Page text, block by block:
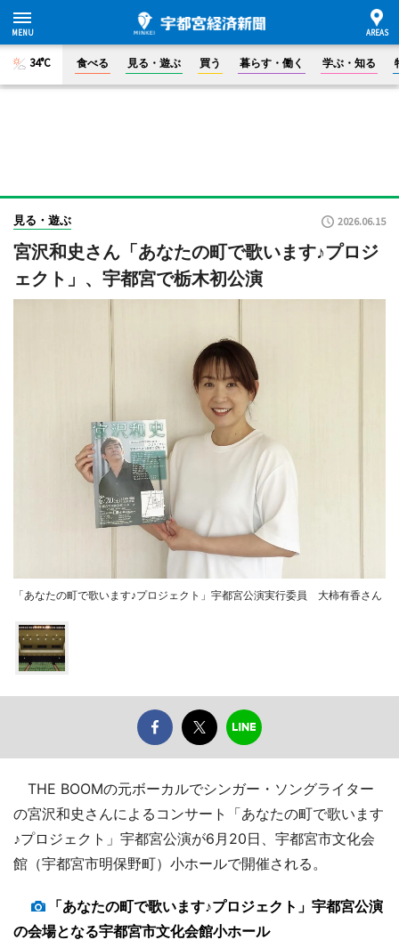
34°C 食べる 見る・遊ぶ 買う 暮らす・働く 学ぶ・知る
見る・遊ぶ 2026.06.15
宮沢和史さん「あなたの町で歌います♪プロジ
ェクト」、宇都宮で栃木初公演
「あなたの町で歌います♪プロジェクト」宇都宮公演実行委員 大柿有香さん
THE BOOMの元ボーカルでシンガー・ソングライター
の宮沢和史さんによるコンサート「あなたの町で歌います
♪プロジェクト」宇都宮公演が6月20日、宇都宮市文化会
館（宇都宮市明保野町）小ホールで開催される。
「あなたの町で歌います♪プロジェクト」宇都宮公演
の会場となる宇都宮市文化会館小ホール